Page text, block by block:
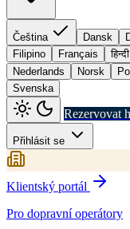
Čeština Dansk
Filipino
Français हिन्दी
Nederlands
Norsk
Svenska
Rezervovat
Přihlásit se
Klientský portál
Pro dopravní operátory